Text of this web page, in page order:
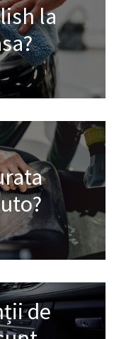
la
de